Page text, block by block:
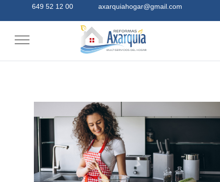
649 52 12 00 axarquiahogar@gmail.com
Mobile Menu Toggle